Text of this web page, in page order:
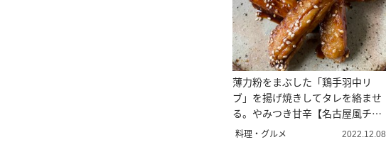
薄力粉をまぶした「鶏手羽中リ
ブ」を揚げ焼きしてタレを絡ませ
る。やみつき甘辛【名古屋風チキ
ン】レシピ
料理・グルメ 2022.12.08